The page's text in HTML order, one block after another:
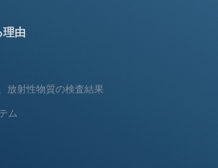
理由
放射性物質の検査結果
ム